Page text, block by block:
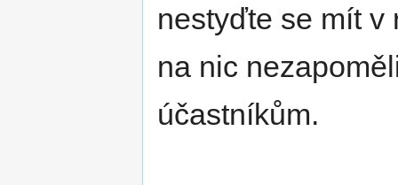
nestyďte se mít v
na nic
účastníkům.